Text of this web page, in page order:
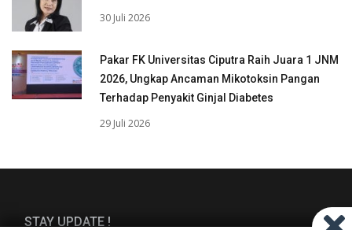
30 Juli 2026
Pakar FK Universitas Ciputra Raih Juara 1 JNM
2026, Ungkap Ancaman Mikotoksin Pangan
Terhadap Penyakit Ginjal Diabetes
29 Juli 2026
STAY UPDATE !